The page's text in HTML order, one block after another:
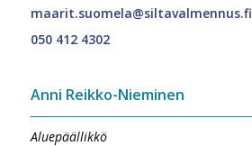
maarit.suomela@siltavalmennus.fi
050 412 4302
Anni Reikko-Nieminen
Aluepäällikkö